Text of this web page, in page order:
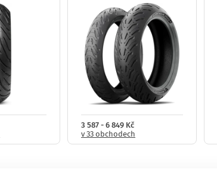
3 587 - 6 849 Kč
v 33 obchodech